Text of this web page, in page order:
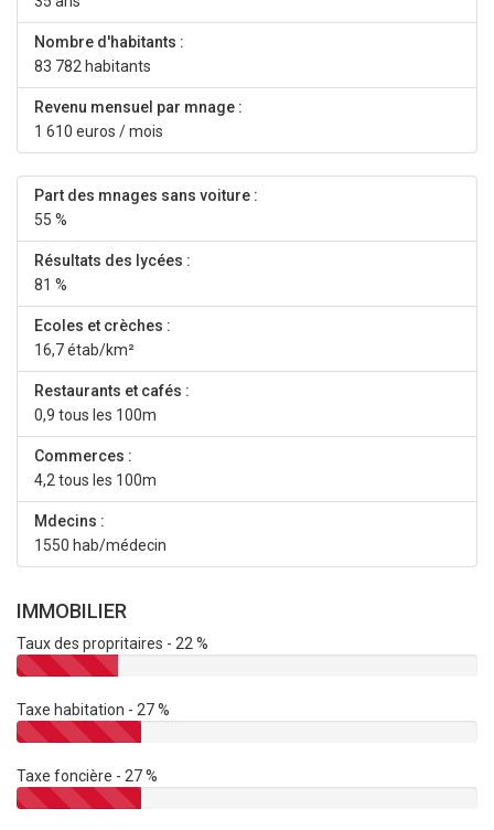
Nombre d'habitants :
83 782 habitants
Revenu mensuel par mnage :
1 610 euros / mois
Part des mnages sans voiture :
55 %
Résultats des lycées :
81 %
Ecoles et crèches :
16,7 étab/km²
Restaurants et cafés :
0,9 tous les 100m
Commerces :
4,2 tous les 100m
Mdecins :
1550 hab/médecin
IMMOBILIER
Taux des propritaires - 22 %
Taxe habitation - 27 %
Taxe foncière - 27 %